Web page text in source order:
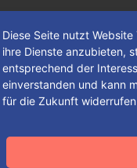
mit einem
Diese Seite nutzt
ihre Dienste anzubieten,
entsprechend der
einverstanden und kann
für die Zukunft